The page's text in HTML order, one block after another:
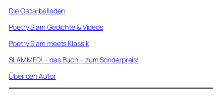
Die Oscarballaden
Poetry Slam Gedichte & Videos
Poetry Slam meets Klassik
SLAMMED! – das Buch – zum Sonderpreis!
Über den Autor